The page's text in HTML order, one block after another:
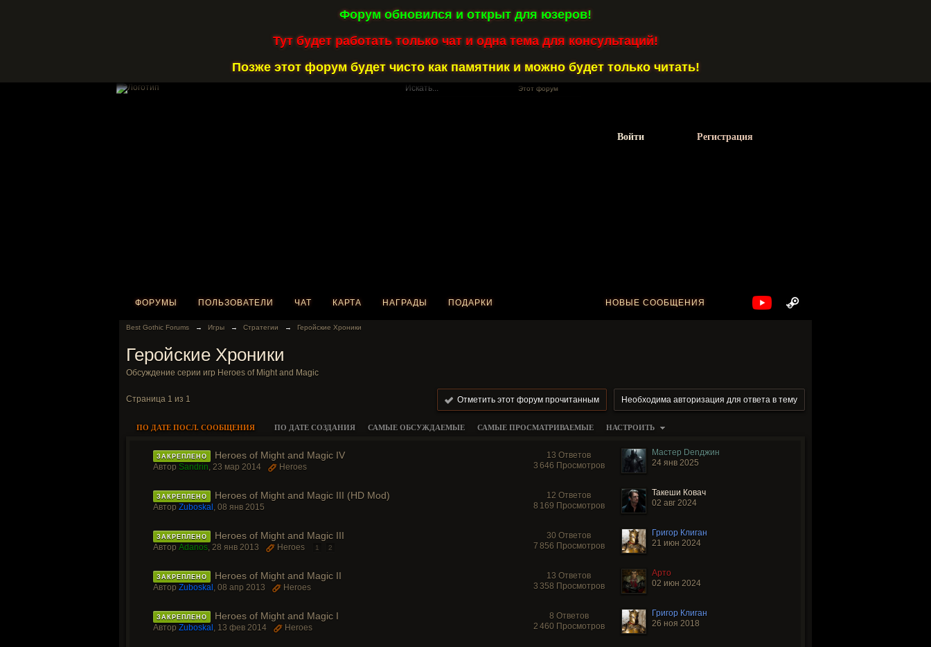
Форум обновился и открыт для юзеров!
Тут будет работать только чат и одна тема для консультаций!
Позже этот форум будет чисто как памятник и можно будет только читать!
Войти Регистрация
Этот форум
НОВЫЕ СООБЩЕНИЯ
ФОРУМЫ ПОЛЬЗОВАТЕЛИ ЧАТ КАРТА НАГРАДЫ ПОДАРКИ
Best Gothic Forums → Игры → Стратегии → Геройские Хроники
Геройские Хроники
Обсуждение серии игр Heroes of Might and Magic
Страница 1 из 1 Необходима авторизация для ответа в тему
Отметить этот форум прочитанным
ПО ДАТЕ ПОСЛ. СООБЩЕНИЯ ПО ДАТЕ СОЗДАНИЯ САМЫЕ ОБСУЖДАЕМЫЕ САМЫЕ ПРОСМАТРИВАЕМЫЕ НАСТРОИТЬ
ЗАКРЕПЛЕНО Heroes of Might and Magic IV
Автор Sandrin, 23 мар 2014 Heroes
13 Ответов
3 646 Просмотров
Мастер Denджин
24 янв 2025
ЗАКРЕПЛЕНО Heroes of Might and Magic III (HD Mod)
Автор Zuboskal , 08 янв 2015
12 Ответов
8 169 Просмотров
Такеши Ковач
02 авг 2024
ЗАКРЕПЛЕНО Heroes of Might and Magic III
Автор Adanos, 28 янв 2013 Heroes 1 2
30 Ответов
7 856 Просмотров
Григор Клиган
21 июн 2024
ЗАКРЕПЛЕНО Heroes of Might and Magic II
Автор Zuboskal , 08 апр 2013 Heroes
13 Ответов
3 358 Просмотров
Арто
02 июн 2024
ЗАКРЕПЛЕНО Heroes of Might and Magic I
Автор Zuboskal , 13 фев 2014 Heroes
8 Ответов
2 460 Просмотров
Григор Клиган
26 ноя 2018